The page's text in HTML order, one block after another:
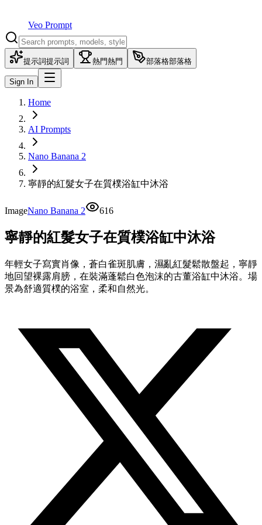
Veo Prompt
提示詞提示詞 熱門熱門 部落格部落格
Sign In
Home
AI Prompts
Nano Banana 2
寧靜的紅髮女子在質樸浴缸中沐浴
ImageNano Banana 2 616
寧靜的紅髮女子在質樸浴缸中沐浴
年輕女子寫實肖像，蒼白雀斑肌膚，濕亂紅髮鬆散盤起，寧靜
地回望裸露肩膀，在裝滿蓬鬆白色泡沫的古董浴缸中沐浴。場
景為舒適質樸的浴室，柔和自然光。